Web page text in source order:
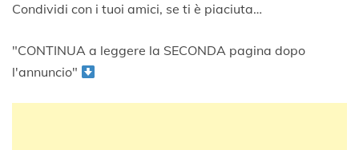
Condividi con i tuoi amici, se ti è piaciuta…
"CONTINUA a leggere la SECONDA pagina dopo
l'annuncio"